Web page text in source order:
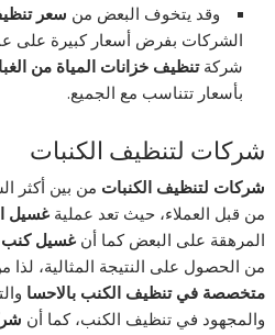
وقد يتخوف البعض من سعر
الشركات بفرض أسعار كبيرة على
شركةتنظيف خزانات المياة من
بأسعار تتناسب مع الجميع.
شركات لتنظيف الكنبات
شركات لتنظيف الكنبات من بين أكثر
من قبل العملاء، حيث تعد عمليةغسيل
المرهقة على البعض كما أنغسيل كنب
من الحصول على النتيجة المثالية، لذا
متخصصة في تنظيف الكنب بالاحسا
والمجهود في تنظيف الكنب، كما أن